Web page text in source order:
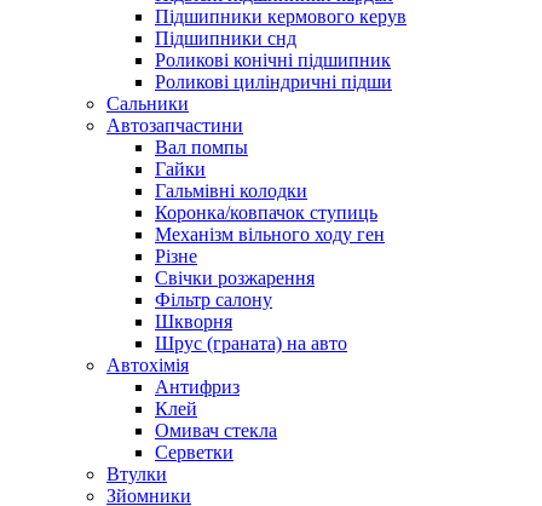
Підшипники кермового керув
Підшипники снд
Роликові конічні підшипник
Роликові циліндричні підши
Сальники
Автозапчастини
Вал помпы
Гайки
Гальмівні колодки
Коронка/ковпачок ступиць
Механізм вільного ходу ген
Різне
Свічки розжарення
Фільтр салону
Шкворня
Шрус (граната) на авто
Автохімія
Антифриз
Клей
Омивач стекла
Серветки
Втулки
Зйомники